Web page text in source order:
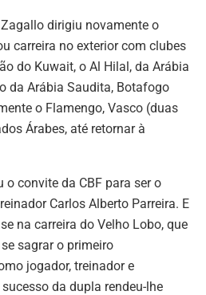
dirigiu novamente o
carreira no exterior com clubes
do Kuwait, o Al Hilal, da Arábia
da Arábia Saudita, Botafogo
o Flamengo, Vasco (duas
Árabes, até retornar à
o convite da CBF para ser o
Carlos Alberto Parreira. E
na carreira do Velho Lobo, que
sagrar o primeiro
jogador, treinador e
da dupla rendeu-lhe